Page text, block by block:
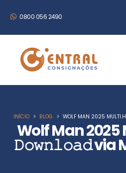
0800 056 2490
Wolf Man 2025
𝙳𝚘𝚠𝚗𝚕𝚘𝚊𝚍 via
INÍCIO BLOG WOLF MAN 2025